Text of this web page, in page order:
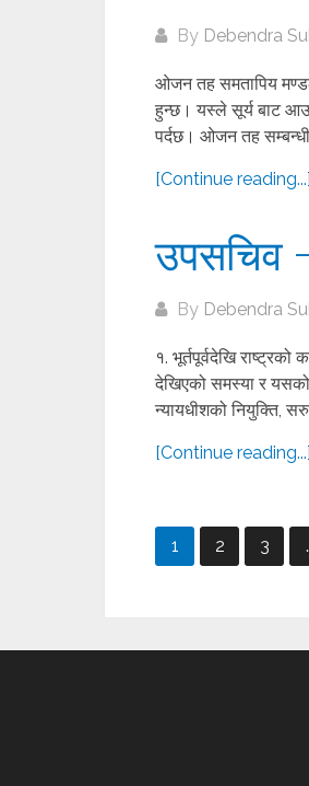
By Debendra
ओजन तह समतापिय
हुन्छ। यस्ले सूर्य बाट
पर्दछ। ओजन तह
[Continue reading...]
उपसचिव
By Debendra
१. भूर्तपूर्वदेखि
देखिएको समस्या र यसको
न्यायधीशको नियुक्ति,
[Continue reading...]
Posts
1 2 3